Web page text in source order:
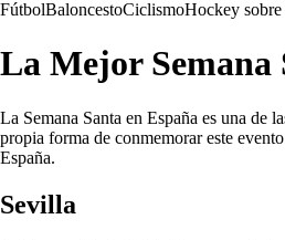
FútbolBaloncestoCiclismoHockey
La Mejor Semana
La Semana Santa en España es una de
propia forma de conmemorar este
España.
Sevilla